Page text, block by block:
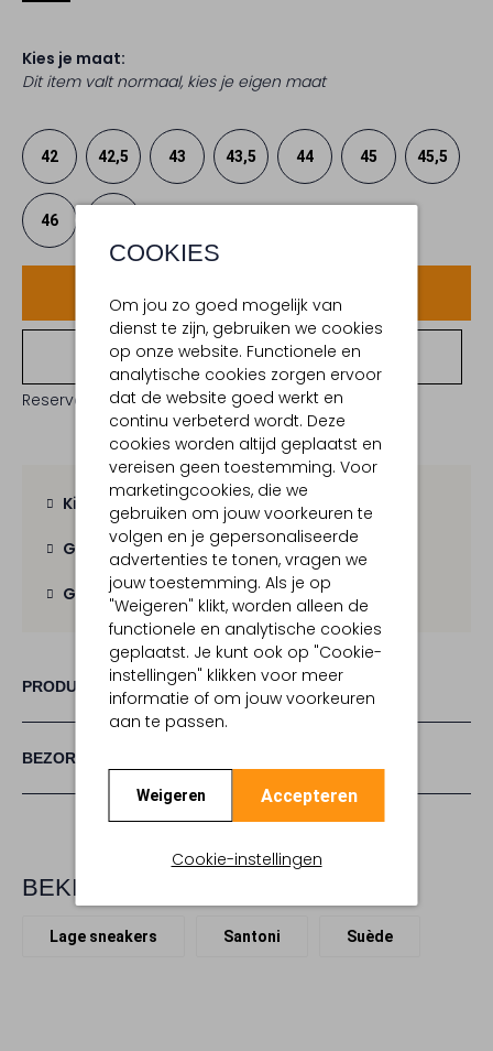
COOKIES
Om jou zo goed mogelijk van
dienst te zijn, gebruiken we cookies
op onze website. Functionele en
analytische cookies zorgen ervoor
dat de website goed werkt en
continu verbeterd wordt. Deze
cookies worden altijd geplaatst en
vereisen geen toestemming. Voor
marketingcookies, die we
gebruiken om jouw voorkeuren te
volgen en je gepersonaliseerde
advertenties te tonen, vragen we
jouw toestemming. Als je op
"Weigeren" klikt, worden alleen de
functionele en analytische cookies
geplaatst. Je kunt ook op "Cookie-
instellingen" klikken voor meer
informatie of om jouw voorkeuren
aan te passen.
Weigeren Accepteren
Cookie-instellingen
Kies je maat:
Dit item valt normaal, kies je eigen maat
42 42,5 43 43,5 44 45 45,5
46
Bekijk winkelvoorraad
Reserveer direct in een van onze 19 boutiques
Kies zelf je bezorgmoment
Gratis verzending vanaf € 100,-
Gratis retourbinnen 30 dagen
PRODUCT INFORMATIE
BEZORGEN & RETOURNEREN
BEKIJK MEER
Lage sneakers Santoni Suède